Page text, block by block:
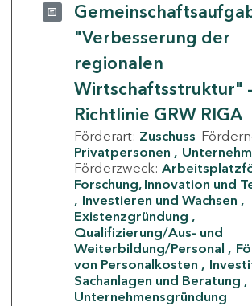
"Verbesserung der
regionalen
Wirtschaftsstruktur" -
Richtlinie GRW RIGA
Förderart: Zuschuss
Privatpersonen
Förderzweck:
Forschung, Innovation und
Investieren und Wachsen
Existenzgründung
Qualifizierung/Aus- und
Weiterbildung/Personal
von Personalkosten
Sachanlagen und Beratung
Unternehmensgründung